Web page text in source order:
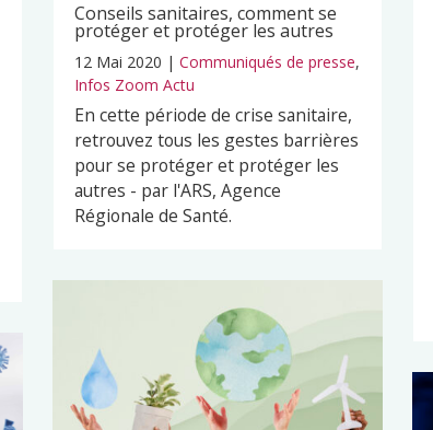
Conseils sanitaires, comment se
protéger et protéger les autres
12 Mai 2020 | Communiqués de presse,
Infos Zoom Actu
En cette période de crise sanitaire,
retrouvez tous les gestes barrières
pour se protéger et protéger les
autres - par l'ARS, Agence
Régionale de Santé.